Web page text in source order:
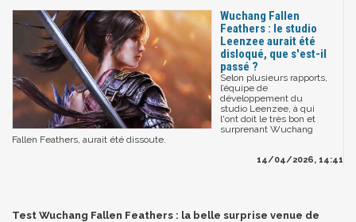
Wuchang Fallen
Feathers : le studio
Leenzee aurait été
disloqué, que s'est-il
passé ?
Selon plusieurs rapports,
l’équipe de
développement du
studio Leenzee, à qui
l'ont doit le très bon et
surprenant Wuchang
Fallen Feathers, aurait été dissoute.
14/04/2026, 14:41
Test Wuchang Fallen Feathers : la belle surprise venue de